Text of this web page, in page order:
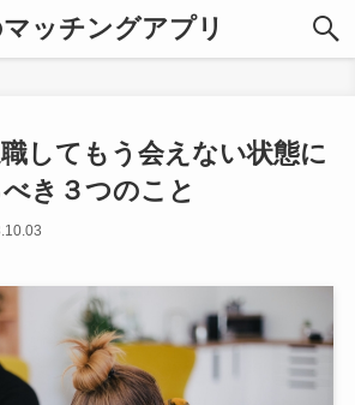
ッチングアプリ
してもう会えない状態に
き３つのこと